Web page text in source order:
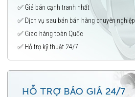
✅ Giá bán cạnh tranh nhất
✅ Dịch vụ sau bán bán hàng chuyên nghiệp
✅ Giao hàng toàn Quốc
✅ Hỗ trợ kỹ thuật 24/7